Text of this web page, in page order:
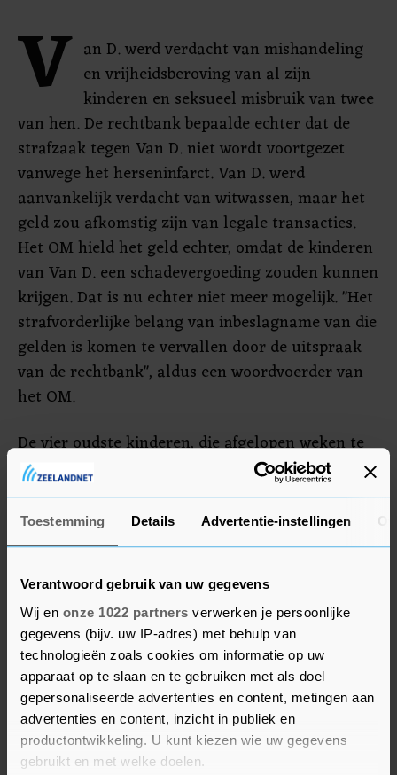
Toestemming Details Advertentie-instellingen
Verantwoord gebruik van uw gegevens
Wij en onze 1022 partners verwerken je persoonlijke
gegevens (bijv. uw IP-adres) met behulp van
technologieën zoals cookies om informatie op uw
apparaat op te slaan en te gebruiken met als doel
gepersonaliseerde advertenties en content, metingen aan
advertenties en content, inzicht in publiek en
productontwikkeling. U kunt kiezen wie uw gegevens
gebruikt en met welke doelen.
V an D. werd verdacht van mishandeling
en vrijheidsberoving van al zijn
kinderen en seksueel misbruik van twee
van hen. De rechtbank bepaalde echter dat de
strafzaak tegen Van D. niet wordt voortgezet
vanwege het herseninfarct. Van D. werd
aanvankelijk verdacht van witwassen, maar het
geld zou afkomstig zijn van legale transacties.
Het OM hield het geld echter, omdat de kinderen
van Van D. een schadevergoeding zouden kunnen
krijgen. Dat is nu echter niet meer mogelijk. "Het
strafvorderlijke belang van inbeslagname van die
gelden is komen te vervallen door de uitspraak
van de rechtbank", aldus een woordvoerder van
het OM.
De vier oudste kinderen, die afgelopen weken te
zien waren in een documentaire, hebben
woensdag in het televisieprogramma Op1 via hun
advocaat Corinne Jeekel aangekondigd een
civiele procedure te starten. "De kinderen willen